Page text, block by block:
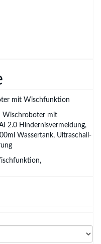
mit Wischfunktion
Wischroboter mit
2.0 Hindernisvermeidung,
Wassertank, Ultraschall-